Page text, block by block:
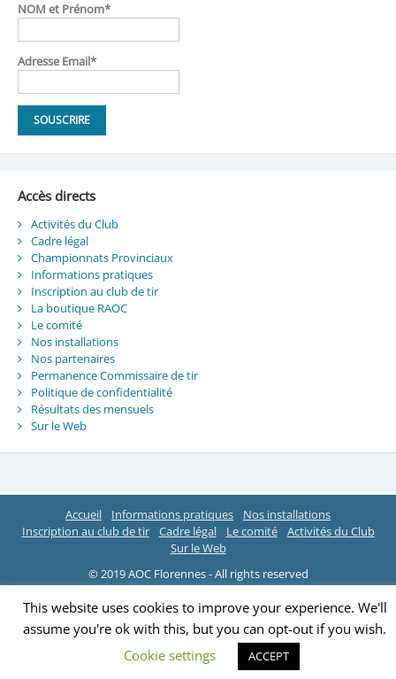
NOM et Prénom*
Adresse Email*
Accès directs
Activités du Club
Cadre légal
Championnats Provinciaux
Informations pratiques
Inscription au club de tir
La boutique RAOC
Le comité
Nos installations
Nos partenaires
Permanence Commissaire de tir
Politique de confidentialité
Résultats des mensuels
Sur le Web
Accueil Informations pratiques
Nos installations
Inscription au club de tir
Cadre légal Le comité
Activités du Club
Sur le Web
© 2019 AOC Florennes - All rights reserved
This website uses cookies to improve your experience. We'll
assume you're ok with this, but you can opt-out if you wish.
Cookie settings
ACCEPT